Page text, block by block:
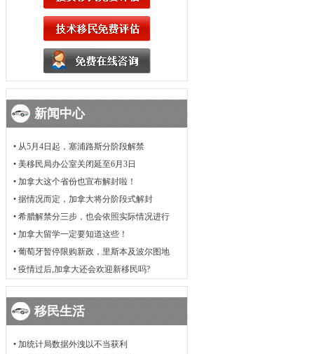
新闻中心
• 从5月4日起，塞浦路斯分阶段解禁
• 美移民局办公室关闭延至6月3日
• 加拿大这个省份也宣布解封啦！
• 据情况而定，加拿大将分阶段式解封
• 希腊解禁分三步，也会依照实际情况进行
• 加拿大留学一定要知道这些！
• 葡萄牙暂停限购新政，里斯本及波尔图地
• 疫情过后,加拿大还会欢迎新移民吗?
移民生活
• 加统计局数据外洩以不当获利